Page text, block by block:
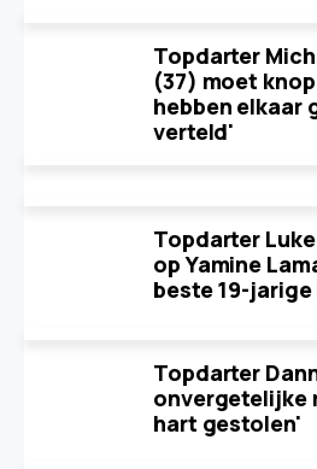
Topdarter
(37) moet
hebben elkaar
verteld'
Topdarter
op Yamine
beste 19-
Topdarter
onvergetelijke
hart gestolen'